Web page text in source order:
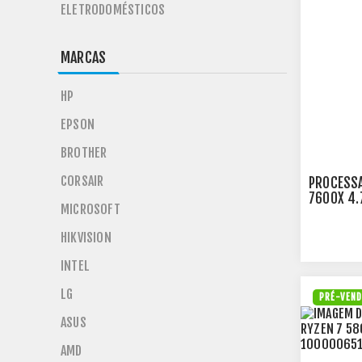
7600X
PRÉ-
ELETRODOMÉSTICOS
MARCAS
HP
EPSON
BROTHER
CORSAIR
MICROSOFT
HIKVISION
INTEL
LG
ASUS
AMD